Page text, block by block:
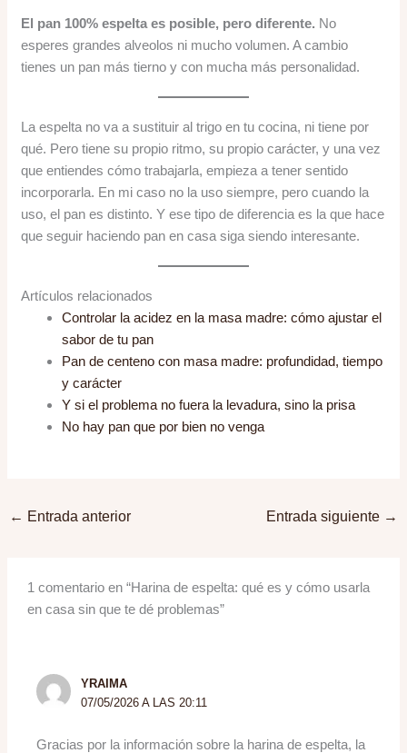
El pan 100% espelta es posible, pero diferente. No
esperes grandes alveolos ni mucho volumen. A cambio
tienes un pan más tierno y con mucha más personalidad.
La espelta no va a sustituir al trigo en tu cocina, ni tiene por
qué. Pero tiene su propio ritmo, su propio carácter, y una vez
que entiendes cómo trabajarla, empieza a tener sentido
incorporarla. En mi caso no la uso siempre, pero cuando la
uso, el pan es distinto. Y ese tipo de diferencia es la que hace
que seguir haciendo pan en casa siga siendo interesante.
Artículos relacionados
Controlar la acidez en la masa madre: cómo ajustar el
sabor de tu pan
Pan de centeno con masa madre: profundidad, tiempo
y carácter
Y si el problema no fuera la levadura, sino la prisa
No hay pan que por bien no venga
← Entrada anterior Entrada siguiente →
1 comentario en “Harina de espelta: qué es y cómo usarla
en casa sin que te dé problemas”
YRAIMA
07/05/2026 A LAS 20:11
Gracias por la información sobre la harina de espelta, la